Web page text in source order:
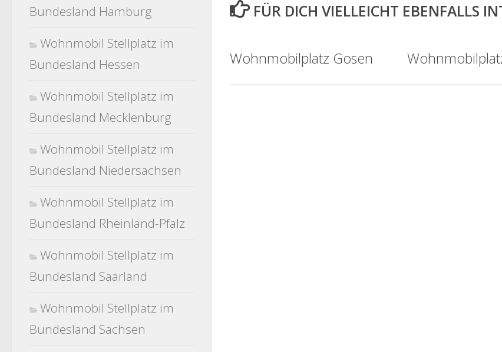
FÜR DICH VIELLEICHT EBENFALLS
Wohnmobilplatz Gosen
Bundesland Hamburg
Wohnmobil Stellplatz im
Bundesland Hessen
Wohnmobil Stellplatz im
Bundesland Mecklenburg
Wohnmobil Stellplatz im
Bundesland Niedersachsen
Wohnmobil Stellplatz im
Bundesland Rheinland-Pfalz
Wohnmobil Stellplatz im
Bundesland Saarland
Wohnmobil Stellplatz im
Bundesland Sachsen